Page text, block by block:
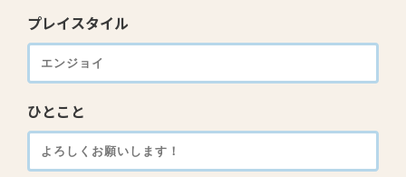
プレイスタイル
ひとこと